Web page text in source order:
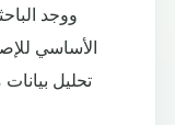
ووجد
الأساسي